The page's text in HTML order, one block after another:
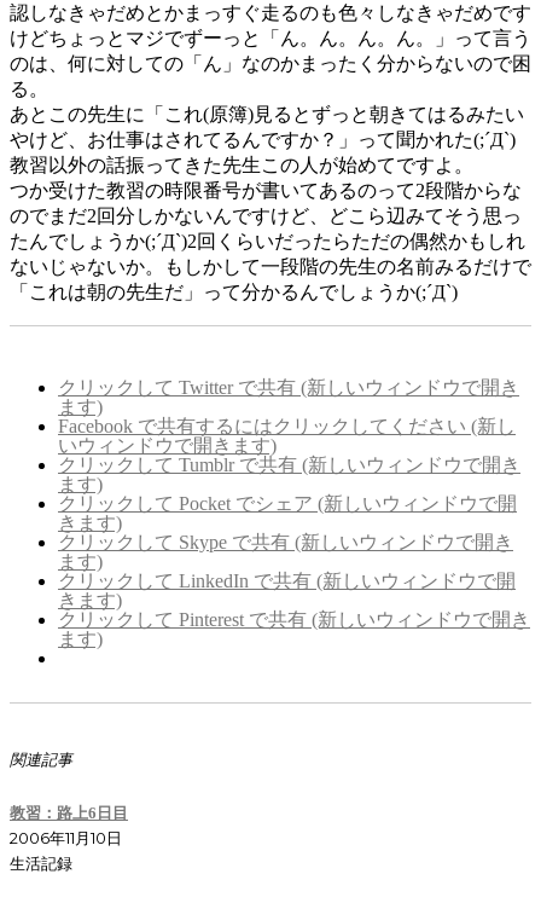
認しなきゃだめとかまっすぐ走るのも色々しなきゃだめです
けどちょっとマジでずーっと「ん。ん。ん。ん。」って言う
のは、何に対しての「ん」なのかまったく分からないので困
る。
あとこの先生に「これ(原簿)見るとずっと朝きてはるみたい
やけど、お仕事はされてるんですか？」って聞かれた(;´Д`)
教習以外の話振ってきた先生この人が始めてですよ。
つか受けた教習の時限番号が書いてあるのって2段階からな
のでまだ2回分しかないんですけど、どこら辺みてそう思っ
たんでしょうか(;´Д`)2回くらいだったらただの偶然かもしれ
ないじゃないか。もしかして一段階の先生の名前みるだけで
「これは朝の先生だ」って分かるんでしょうか(;´Д`)
クリックして Twitter で共有 (新しいウィンドウで開き
ます)
Facebook で共有するにはクリックしてください (新し
いウィンドウで開きます)
クリックして Tumblr で共有 (新しいウィンドウで開き
ます)
クリックして Pocket でシェア (新しいウィンドウで開
きます)
クリックして Skype で共有 (新しいウィンドウで開き
ます)
クリックして LinkedIn で共有 (新しいウィンドウで開
きます)
クリックして Pinterest で共有 (新しいウィンドウで開き
ます)
関連記事
教習：路上6日目
2006年11月10日
生活記録